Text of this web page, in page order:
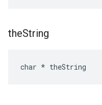
theString
char * theString